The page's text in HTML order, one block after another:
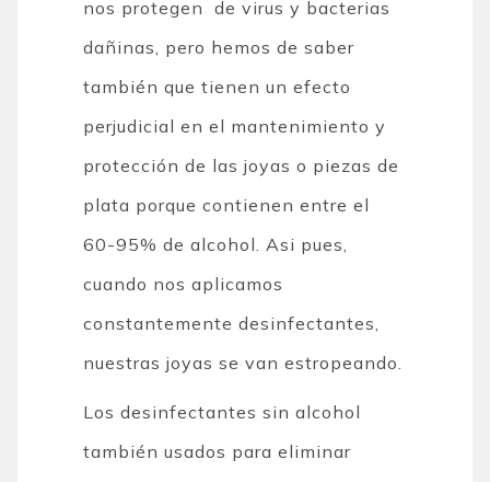
nos protegen de virus y bacterias
dañinas, pero hemos de saber
también que tienen un efecto
perjudicial en el mantenimiento y
protección de las joyas o piezas de
plata porque contienen entre el
60-95% de alcohol. Asi pues,
cuando nos aplicamos
constantemente desinfectantes,
nuestras joyas se van estropeando.
Los desinfectantes sin alcohol
también usados para eliminar